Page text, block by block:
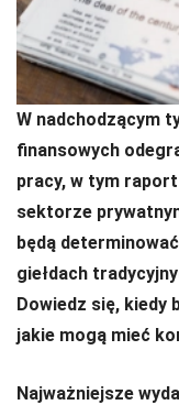
W nadchodzącym
finansowych
pracy, w tym
sektorze
będą
giełdach
Dowiedz się, kiedy
jakie mogą mieć
Najważniejsze